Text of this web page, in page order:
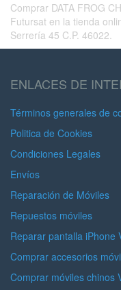
Comprar DATA FROG
Futursat en la tienda
Serrería 45 C.P. 46022.
ENLACES DE
Términos generales de
Politica de Cookies
Condiciones Legales
Envíos
Reparación de Móviles
Repuestos móviles
Reparar pantalla iPhone
Comprar accesorios
Comprar móviles chinos